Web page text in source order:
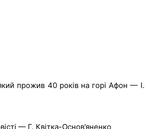
прожив 40 років на горі Афон — І.
— Г. Квітка-Основ’яненко